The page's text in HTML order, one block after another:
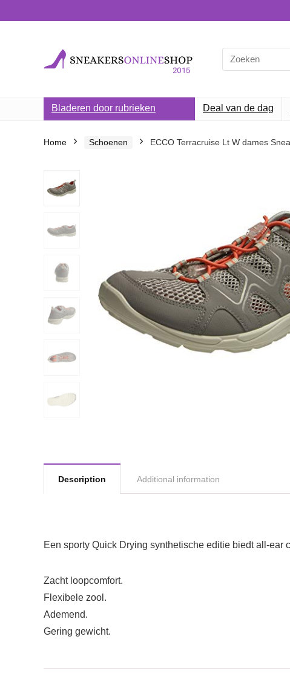
Search
for:
Bladeren door rubrieken Deal van de dag
Home Schoenen ECCO Terracruise Lt W dames
Description Additional information
Een sporty Quick Drying synthetische editie biedt all-ear
Zacht loopcomfort.
Flexibele zool.
Ademend.
Gering gewicht.